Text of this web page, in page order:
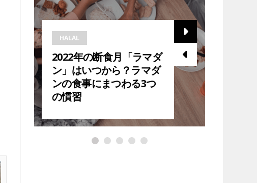
HALAL
2022年の断食月「ラマダ
ン」はいつから？ラマダ
ンの食事にまつわる3つ
の慣習